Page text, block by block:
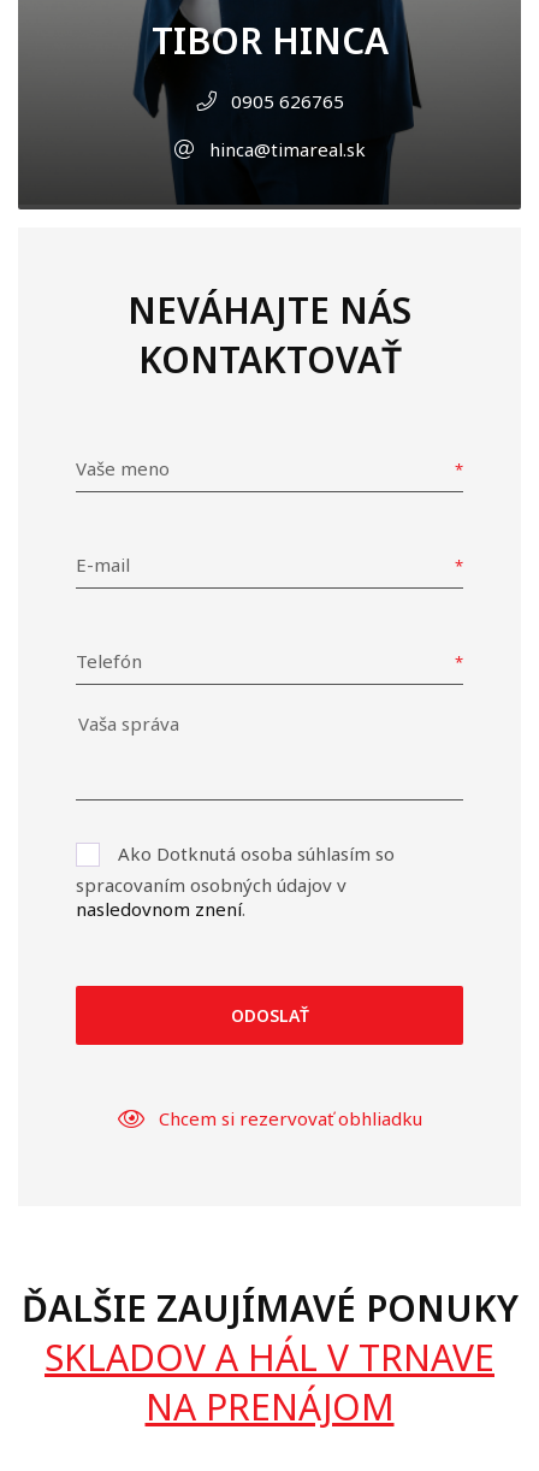
TIBOR HINCA
0905 626765
hinca@timareal.sk
NEVÁHAJTE NÁS
KONTAKTOVAŤ
Vaše meno
E-mail
Telefón
Ako Dotknutá osoba súhlasím so
spracovaním osobných údajov v
nasledovnom znení.
ODOSLAŤ
Chcem si rezervovať obhliadku
ĎALŠIE ZAUJÍMAVÉ PONUKY
SKLADOV A HÁL V TRNAVE
NA PRENÁJOM